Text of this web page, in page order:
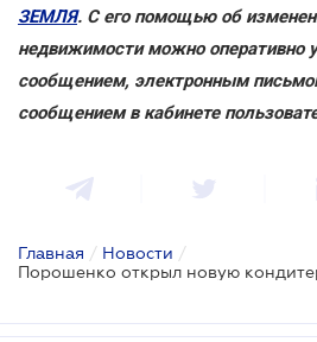
ЗЕМЛЯ. С его помощью об
недвижимости можно оперативно
сообщением, электронным
сообщением в кабинете
Главная / Новости /